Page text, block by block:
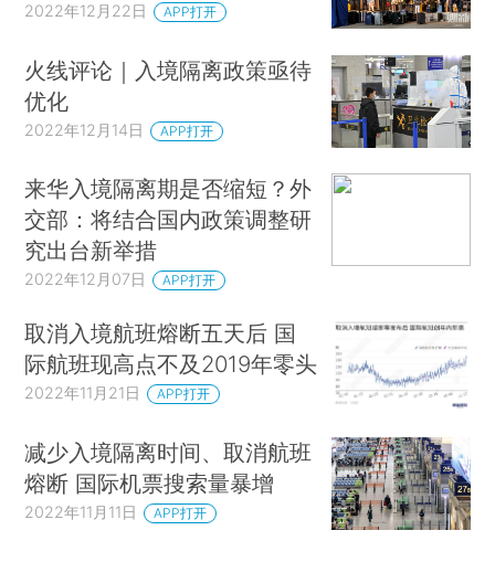
2022年12月22日 APP打开
火线评论｜入境隔离政策亟待
优化
2022年12月14日 APP打开
来华入境隔离期是否缩短？外
交部：将结合国内政策调整研
究出台新举措
2022年12月07日 APP打开
取消入境航班熔断五天后 国
际航班现高点不及2019年零头
2022年11月21日 APP打开
减少入境隔离时间、取消航班
熔断 国际机票搜索量暴增
2022年11月11日 APP打开